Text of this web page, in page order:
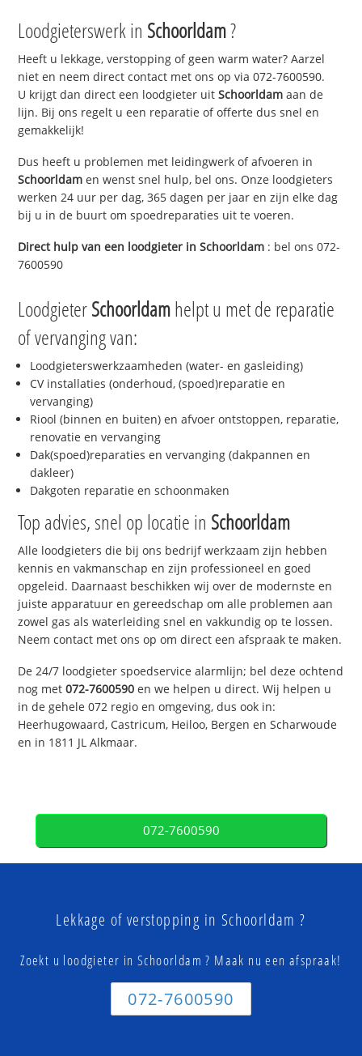
Loodgieterswerk in Schoorldam?
Heeft u lekkage, verstopping of geen warm water? Aarzel
niet en neem direct contact met ons op via 072-7600590.
U krijgt dan direct een loodgieter uitSchoorldamaan de
lijn. Bij ons regelt u een reparatie of offerte dus snel en
gemakkelijk!
Dus heeft u problemen met leidingwerk of afvoeren in
Schoorldamen wenst snel hulp, bel ons. Onze loodgieters
werken 24 uur per dag, 365 dagen per jaar en zijn elke dag
bij u in de buurt om spoedreparaties uit te voeren.
Direct hulp van een loodgieter inSchoorldam : bel ons 072-
7600590
LoodgieterSchoorldamhelpt u met de reparatie
of vervanging van:
Loodgieterswerkzaamheden (water- en gasleiding)
CV installaties (onderhoud, (spoed)reparatie en
vervanging)
Riool (binnen en buiten) en afvoer ontstoppen, reparatie,
renovatie en vervanging
Dak(spoed)reparaties en vervanging (dakpannen en
dakleer)
Dakgoten reparatie en schoonmaken
Top advies, snel op locatie in Schoorldam
Alle loodgieters die bij ons bedrijf werkzaam zijn hebben
kennis en vakmanschap en zijn professioneel en goed
opgeleid. Daarnaast beschikken wij over de modernste en
juiste apparatuur en gereedschap om alle problemen aan
zowel gas als waterleiding snel en vakkundig op te lossen.
Neem contact met ons op om direct een afspraak te maken.
De 24/7 loodgieter spoedservice alarmlijn; bel deze ochtend
nog met072-7600590 en we helpen u direct. Wij helpen u
in de gehele 072 regio en omgeving, dus ook in:
Heerhugowaard, Castricum, Heiloo, Bergen en Scharwoude
en in 1811 JL Alkmaar.
072-7600590
Lekkage of verstopping in Schoorldam ?
Zoekt u loodgieter in Schoorldam ? Maak nu een afspraak!
072-7600590